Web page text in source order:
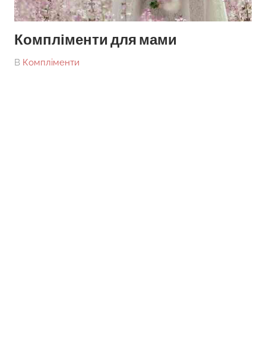
Компліменти для мами
On
By
В Компліменти